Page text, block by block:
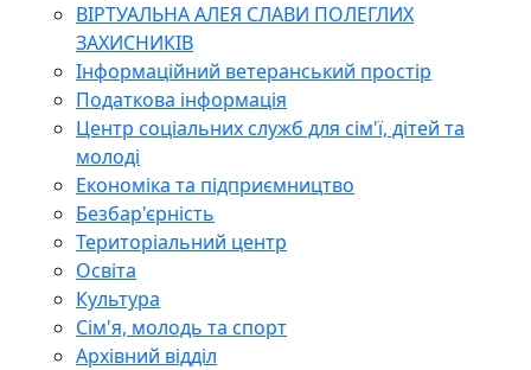
ВІРТУАЛЬНА АЛЕЯ СЛАВИ ПОЛЕГЛИХ
ЗАХИСНИКІВ
Інформаційний ветеранський простір
Податкова інформація
Центр соціальних служб для сім'ї, дітей та
молоді
Економіка та підприємництво
Безбар'єрність
Територіальний центр
Освіта
Культура
Сім'я, молодь та спорт
Архівний відділ